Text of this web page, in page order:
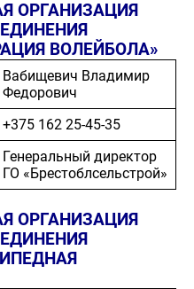
ОРГАНИЗАЦИЯ
ВОЛЕЙБОЛА»
Вабищевич Владимир
Федорович
+375 162 25-45-35
Генеральный директор
ГО «Брестоблсельстрой»
ОРГАНИЗАЦИЯ